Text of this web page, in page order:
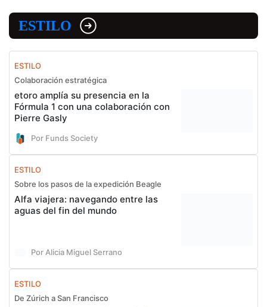
ESTILO
ESTILO
Colaboración estratégica
etoro amplía su presencia en la
Fórmula 1 con una colaboración con
Pierre Gasly
Por Funds Society
ESTILO
Sobre los pasos de la expedición Beagle
Alfa viajera: navegando entre las
aguas del fin del mundo
Por Alicia Miguel Serrano
ESTILO
De Zúrich a San Francisco